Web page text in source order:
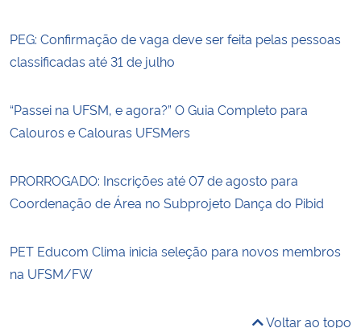
PEG: Confirmação de vaga deve ser feita pelas pessoas
classificadas até 31 de julho
“Passei na UFSM, e agora?” O Guia Completo para
Calouros e Calouras UFSMers
PRORROGADO: Inscrições até 07 de agosto para
Coordenação de Área no Subprojeto Dança do Pibid
PET Educom Clima inicia seleção para novos membros
na UFSM/FW
Voltar ao topo